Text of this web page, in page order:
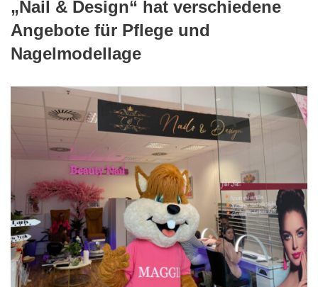
„Nail & Design“ hat verschiedene
Angebote für Pflege und
Nagelmodellage